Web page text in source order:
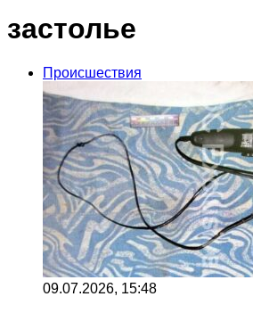
застолье
Происшествия
09.07.2026, 15:48